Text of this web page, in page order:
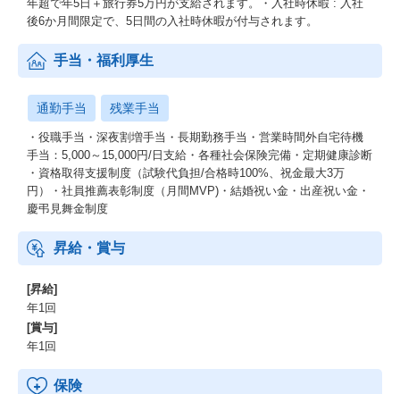
年超で年5日＋旅行券5万円が支給されます。・入社時休暇 : 入社
後6か月間限定で、5日間の入社時休暇が付与されます。
手当・福利厚生
通勤手当 残業手当
・役職手当・深夜割増手当・長期勤務手当・営業時間外自宅待機
手当：5,000～15,000円/日支給・各種社会保険完備・定期健康診断
・資格取得支援制度（試験代負担/合格時100%、祝金最大3万
円）・社員推薦表彰制度（月間MVP)・結婚祝い金・出産祝い金・
慶弔見舞金制度
昇給・賞与
[昇給]
年1回
[賞与]
年1回
保険